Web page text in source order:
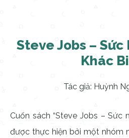
Steve Jobs – Sức
Khác
Tác giả: Huỳnh
Cuốn sách “Steve Jobs – Sức
được thực hiện bởi một nhóm